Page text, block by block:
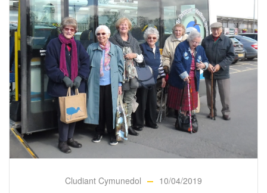
Cludiant Cymunedol 10/04/2019